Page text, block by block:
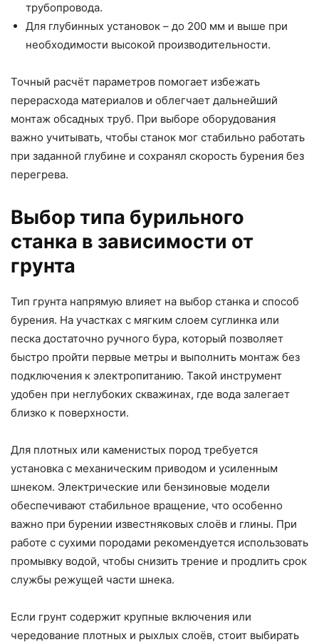
трубопровода.
Для глубинных установок – до 200 мм и выше при
необходимости высокой производительности.
Точный расчёт параметров помогает избежать
перерасхода материалов и облегчает дальнейший
монтаж обсадных труб. При выборе оборудования
важно учитывать, чтобы станок мог стабильно работать
при заданной глубине и сохранял скорость бурения без
перегрева.
Выбор типа бурильного
станка в зависимости от
грунта
Тип грунта напрямую влияет на выбор станка и способ
бурения. На участках с мягким слоем суглинка или
песка достаточно ручного бура, который позволяет
быстро пройти первые метры и выполнить монтаж без
подключения к электропитанию. Такой инструмент
удобен при неглубоких скважинах, где вода залегает
близко к поверхности.
Для плотных или каменистых пород требуется
установка с механическим приводом и усиленным
шнеком. Электрические или бензиновые модели
обеспечивают стабильное вращение, что особенно
важно при бурении известняковых слоёв и глины. При
работе с сухими породами рекомендуется использовать
промывку водой, чтобы снизить трение и продлить срок
службы режущей части шнека.
Если грунт содержит крупные включения или
чередование плотных и рыхлых слоёв, стоит выбирать